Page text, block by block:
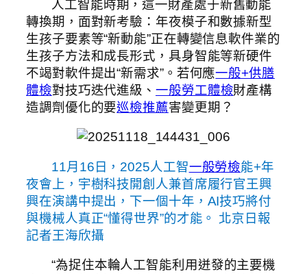
人工智能時期，這一財產處于新舊動能
轉換期，面對新考驗：年夜模子和數據新型
生孩子要素等“新動能”正在轉變信息軟件業的
生孩子方法和成長形式，具身智能等新硬件
不竭對軟件提出“新需求”。若何應一般+供膳
體檢對技巧迭代進級、一般勞工體檢財產構
造調劑優化的要巡檢推薦害變更期？
11月16日，2025人工智一般勞檢能+年
夜會上，宇樹科技開創人兼首席履行官王興
興在演講中提出，下一個十年，AI技巧將付
與機械人真正“懂得世界”的才能。 北京日報
記者王海欣攝
“為捉住本輪人工智能利用迸發的主要機